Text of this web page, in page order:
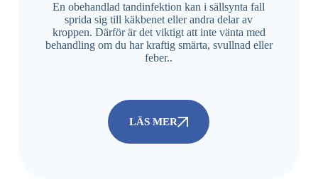
En obehandlad tandinfektion kan i sällsynta fall
sprida sig till käkbenet eller andra delar av
kroppen. Därför är det viktigt att inte vänta med
behandling om du har kraftig smärta, svullnad eller
feber..
LÄS MER